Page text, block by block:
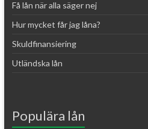
Få lån när alla säger nej
Hur mycket får jag låna?
Skuldfinansiering
Utländska lån
Populära lån